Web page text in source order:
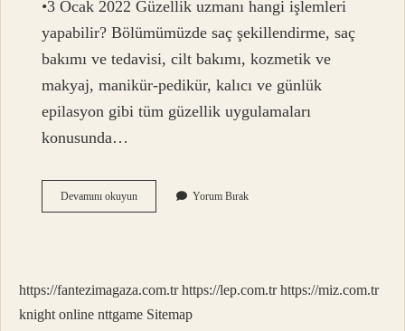
•3 Ocak 2022 Güzellik uzmanı hangi işlemleri
yapabilir? Bölümümüzde saç şekillendirme, saç
bakımı ve tedavisi, cilt bakımı, kozmetik ve
makyaj, manikür-pedikür, kalıcı ve günlük
epilasyon gibi tüm güzellik uygulamaları
konusunda…
Devamını okuyunGüzellik
Merkezleri
Yorum Bırak
https://fantezimagaza.com.tr https://lep.com.tr https://miz.com.tr
knight online nttgame Sitemap